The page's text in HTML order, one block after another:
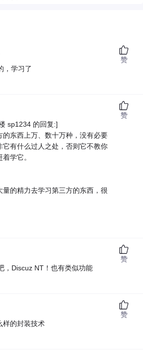
，学习了
赞
sp1234 的回复:]
的东西上万、数十万种，没有必要
它有什么过人之处，否则它不教你
学它。
量的精力去学习第三方的东西，很
赞
，Discuz NT！也有类似功能
赞
样的封装技术
赞